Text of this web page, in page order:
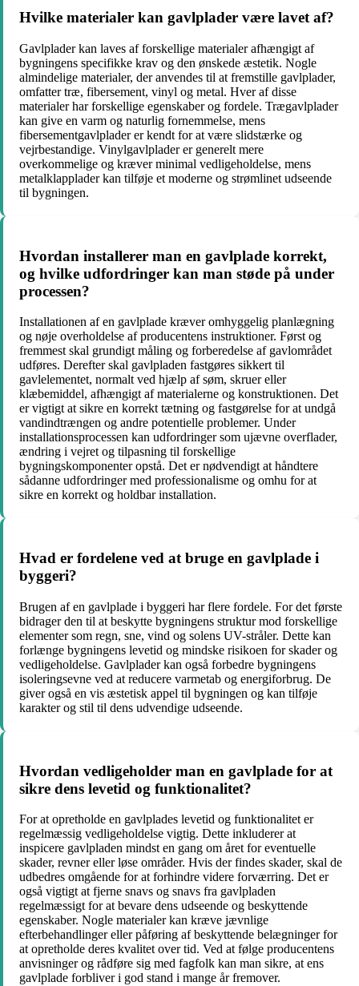
Hvilke materialer kan gavlplader være lavet af?
Gavlplader kan laves af forskellige materialer afhængigt af
bygningens specifikke krav og den ønskede æstetik. Nogle
almindelige materialer, der anvendes til at fremstille gavlplader,
omfatter træ, fibersement, vinyl og metal. Hver af disse
materialer har forskellige egenskaber og fordele. Trægavlplader
kan give en varm og naturlig fornemmelse, mens
fibersementgavlplader er kendt for at være slidstærke og
vejrbestandige. Vinylgavlplader er generelt mere
overkommelige og kræver minimal vedligeholdelse, mens
metalklapplader kan tilføje et moderne og strømlinet udseende
til bygningen.
Hvordan installerer man en gavlplade korrekt,
og hvilke udfordringer kan man støde på under
processen?
Installationen af en gavlplade kræver omhyggelig planlægning
og nøje overholdelse af producentens instruktioner. Først og
fremmest skal grundigt måling og forberedelse af gavlområdet
udføres. Derefter skal gavlpladen fastgøres sikkert til
gavlelementet, normalt ved hjælp af søm, skruer eller
klæbemiddel, afhængigt af materialerne og konstruktionen. Det
er vigtigt at sikre en korrekt tætning og fastgørelse for at undgå
vandindtrængen og andre potentielle problemer. Under
installationsprocessen kan udfordringer som ujævne overflader,
ændring i vejret og tilpasning til forskellige
bygningskomponenter opstå. Det er nødvendigt at håndtere
sådanne udfordringer med professionalisme og omhu for at
sikre en korrekt og holdbar installation.
Hvad er fordelene ved at bruge en gavlplade i
byggeri?
Brugen af en gavlplade i byggeri har flere fordele. For det første
bidrager den til at beskytte bygningens struktur mod forskellige
elementer som regn, sne, vind og solens UV-stråler. Dette kan
forlænge bygningens levetid og mindske risikoen for skader og
vedligeholdelse. Gavlplader kan også forbedre bygningens
isoleringsevne ved at reducere varmetab og energiforbrug. De
giver også en vis æstetisk appel til bygningen og kan tilføje
karakter og stil til dens udvendige udseende.
Hvordan vedligeholder man en gavlplade for at
sikre dens levetid og funktionalitet?
For at opretholde en gavlplades levetid og funktionalitet er
regelmæssig vedligeholdelse vigtig. Dette inkluderer at
inspicere gavlpladen mindst en gang om året for eventuelle
skader, revner eller løse områder. Hvis der findes skader, skal de
udbedres omgående for at forhindre videre forværring. Det er
også vigtigt at fjerne snavs og snavs fra gavlpladen
regelmæssigt for at bevare dens udseende og beskyttende
egenskaber. Nogle materialer kan kræve jævnlige
efterbehandlinger eller påføring af beskyttende belægninger for
at opretholde deres kvalitet over tid. Ved at følge producentens
anvisninger og rådføre sig med fagfolk kan man sikre, at ens
gavlplade forbliver i god stand i mange år fremover.